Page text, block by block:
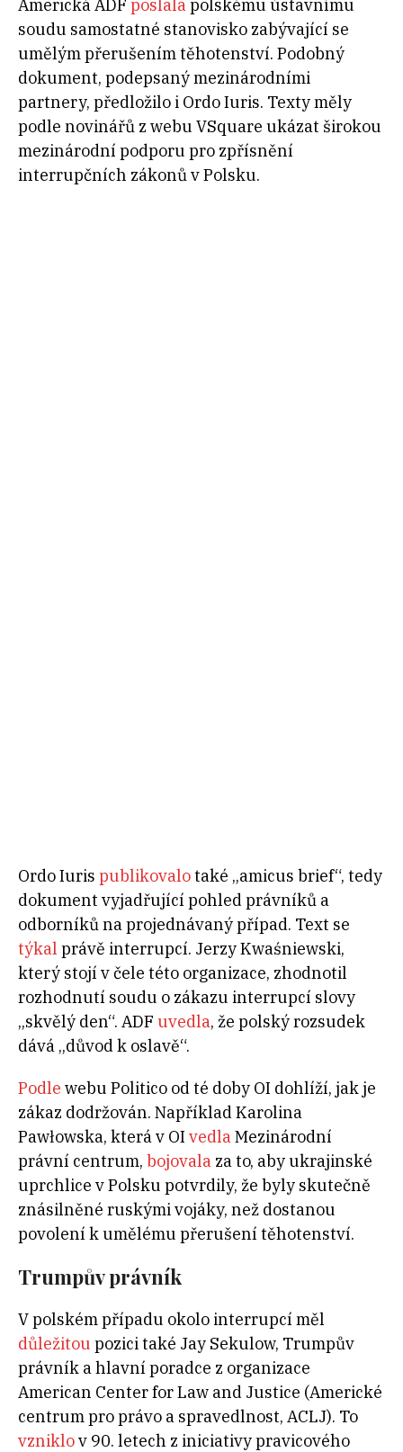
Americká ADF poslala polskému ústavnímu
soudu samostatné stanovisko zabývající se
umělým přerušením těhotenství. Podobný
dokument, podepsaný mezinárodními
partnery, předložilo i Ordo Iuris. Texty měly
podle novinářů z webu VSquare ukázat širokou
mezinárodní podporu pro zpřísnění
interrupčních zákonů v Polsku.
Ordo Iuris publikovalotaké „amicus brief“, tedy
dokument vyjadřující pohled právníků a
odborníků na projednávaný případ. Text se
týkal právě interrupcí. Jerzy Kwaśniewski,
který stojí v čele této organizace, zhodnotil
rozhodnutí soudu o zákazu interrupcí slovy
„skvělý den“. ADF uvedla, že polský rozsudek
dává „důvod k oslavě“.
Podle webu Politico od té doby OI dohlíží, jak je
zákaz dodržován. Například Karolina
Pawłowska, která v OI vedla Mezinárodní
právní centrum, bojovala za to, aby ukrajinské
uprchlice v Polsku potvrdily, že byly skutečně
znásilněné ruskými vojáky, než dostanou
povolení k umělému přerušení těhotenství.
Trumpův právník
V polském případu okolo interrupcí měl
důležitou pozici také Jay Sekulow, Trumpův
právník a hlavní poradce z organizace
American Center for Law and Justice (Americké
centrum pro právo a spravedlnost, ACLJ). To
vzniklov 90. letech z iniciativy pravicového